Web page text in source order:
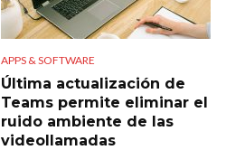
APPS & SOFTWARE
Última actualización de
Teams permite eliminar el
ruido ambiente de las
videollamadas